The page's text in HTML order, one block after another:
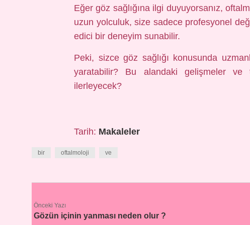
Eğer göz sağlığına ilgi duyuyorsanız,
uzun yolculuk, size sadece profesyonel
edici bir deneyim sunabilir.
Peki, sizce göz sağlığı konusunda
yaratabilir? Bu alandaki gelişmeler
ilerleyecek?
Tarih: Makaleler
bir oftalmoloji ve
Önceki Yazı
Gözün içinin yanması neden olur ?